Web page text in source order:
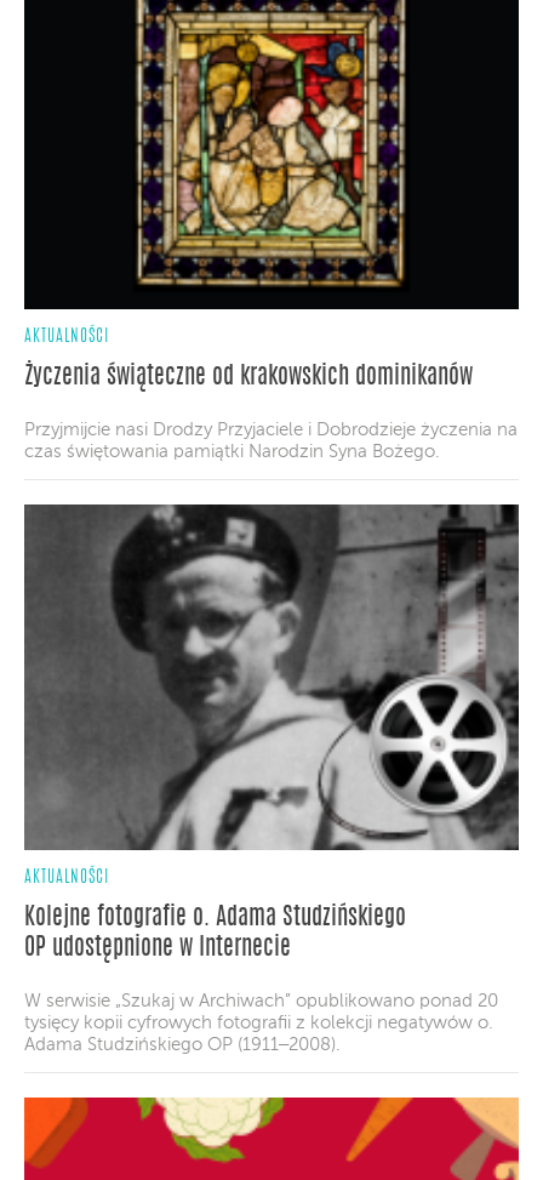
AKTUALNOŚCI
Życzenia świąteczne od krakowskich dominikanów
Przyjmijcie nasi Drodzy Przyjaciele i Dobrodzieje życzenia na
czas świętowania pamiątki Narodzin Syna Bożego.
AKTUALNOŚCI
Kolejne fotografie o. Adama Studzińskiego
OP udostępnione w Internecie
W serwisie „Szukaj w Archiwach” opublikowano ponad 20
tysięcy kopii cyfrowych fotografii z kolekcji negatywów o.
Adama Studzińskiego OP (1911‒2008).